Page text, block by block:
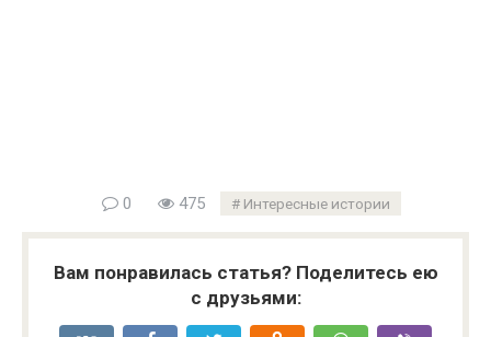
0 475 Интересные истории
Вам понравилась статья? Поделитесь ею
с друзьями: